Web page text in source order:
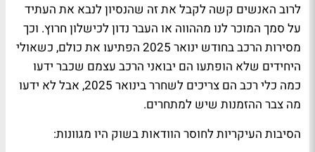
לרוב האנשים קשה לקבל את זה שהנסיון לנבא את העתיד
על סמך המוכר לנו מההווה או העבר נדון לכישלון חרוץ. וכך
מסירות הרכב בחודש ינואר 2025 הפתיעו את כולם, כשאולי
היחידים שלא הופתעו הם יבואני הרכב עצמם שכבר ידעו
כמה כלי רכב הם צריכים לשחרר בינואר 2025, אבל לא ידעו
מה צבר ההזמנות שיש למתחרים.
הסיבות העיקריות לחוסר הוודאות בשוק היו מגוונות: